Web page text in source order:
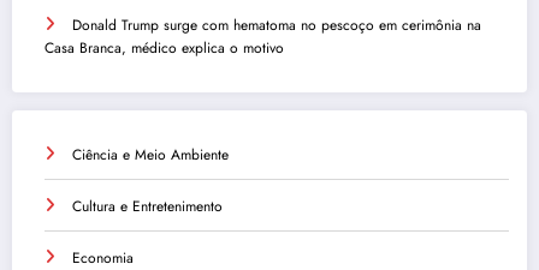
Donald Trump surge com hematoma no pescoço em cerimônia na
Casa Branca, médico explica o motivo
Ciência e Meio Ambiente
Cultura e Entretenimento
Economia